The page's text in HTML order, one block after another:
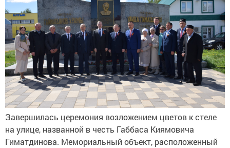
Завершилась церемония возложением цветов к стеле
на улице, названной в честь Габбаса Киямовича
Гиматдинова. Мемориальный объект, расположенный